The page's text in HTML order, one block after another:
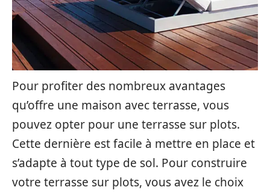
Pour profiter des nombreux avantages
qu’offre une maison avec terrasse, vous
pouvez opter pour une terrasse sur plots.
Cette dernière est facile à mettre en place et
s’adapte à tout type de sol. Pour construire
votre terrasse sur plots, vous avez le choix